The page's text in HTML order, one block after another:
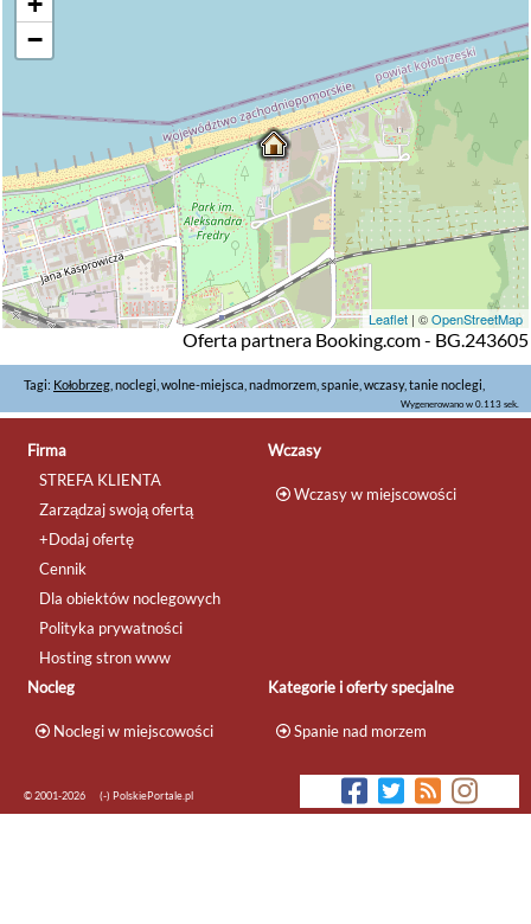
−
Leaflet | ©OpenStreetMap
Oferta partnera Booking.com - BG.243605
Tagi: Kołobrzeg , noclegi, wolne-miejsca, nadmorzem, spanie, wczasy, tanie noclegi,
Wygenerowano w 0.113 sek.
Firma
STREFA KLIENTA
Zarządzaj swoją ofertą
+Dodaj ofertę
Cennik
Dla obiektów noclegowych
Polityka prywatności
Hosting stron www
Wczasy
Wczasy w miejscowości
Nocleg
Noclegi w miejscowości
Kategorie i oferty specjalne
Spanie nad morzem
© 2001-2026 (-) PolskiePortale.pl